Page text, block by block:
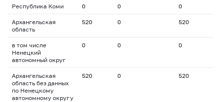
Республика Коми 0 0 0
Архангельская
область
520 0 520
в том числе
Ненецкий
автономный округ
0 0 0
Архангельская
область без данных
по Ненецкому
автономному округу
520 0 520